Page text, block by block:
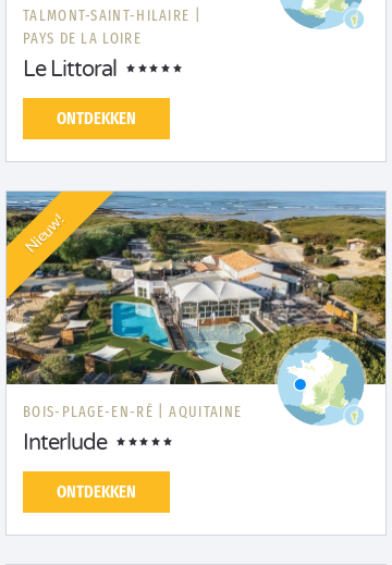
TALMONT-SAINT-HILAIRE |
PAYS DE LA LOIRE
Le Littoral
ONTDEKKEN
Nieuw!
BOIS-PLAGE-EN-RÉ | AQUITAINE
Interlude
ONTDEKKEN